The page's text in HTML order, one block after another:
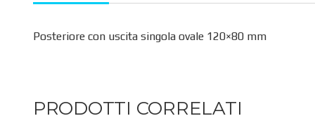
Posteriore con uscita singola ovale 120×80 mm
PRODOTTI CORRELATI